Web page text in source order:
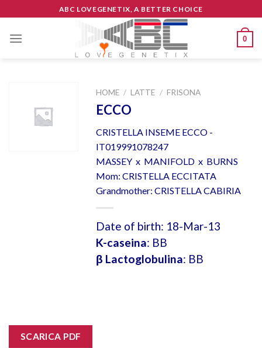
to
content
ABC LOVEGENETIX, A BETTER CHOICE
0
HOME / LATTE / FRISONA
ECCO
CRISTELLA INSEME ECCO -
IT019991078247
MASSEY x MANIFOLD x BURNS
Mom: CRISTELLA ECCITATA
Grandmother: CRISTELLA CABIRIA
Date of birth: 18-Mar-13
K-caseina: BB
β Lactoglobulina: BB
SCARICA PDF